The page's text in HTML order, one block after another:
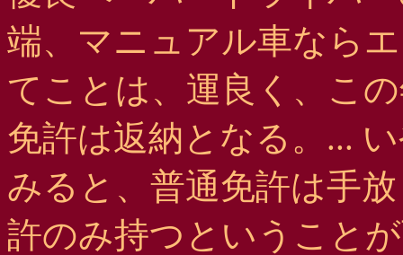
端、マニュアル車なら
てことは、運良く、こ
免許は返納となる。...
みると、普通免許は手
許のみ持つということ